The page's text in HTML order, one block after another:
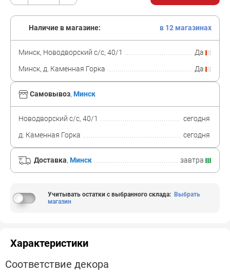
Самовывоз, Минск
Новодворский с/с, 40/1
сегодня
д. Каменная Горка
сегодня
Доставка, Минск завтра
Наличие в магазине: в 12 магазинах
Минск, Новодворский с/с, 40/1
Да
Минск, д. Каменная Горка
Да
Учитывать остатки с выбранного склада: Выбрать
магазин
Характеристики
Соответствие декора